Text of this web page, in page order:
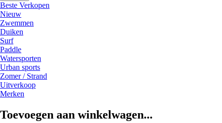
Beste Verkopen
Nieuw
Zwemmen
Duiken
Surf
Paddle
Watersporten
Urban sports
Zomer / Strand
Uitverkoop
Merken
Toevoegen aan winkelwagen...